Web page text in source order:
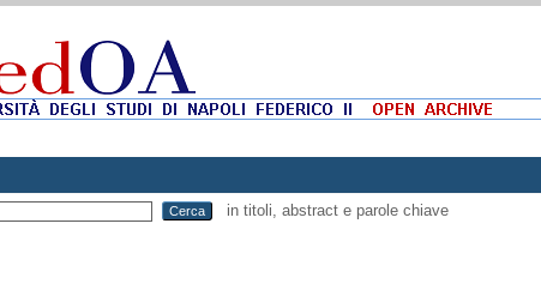
in titoli, abstract e parole chiave